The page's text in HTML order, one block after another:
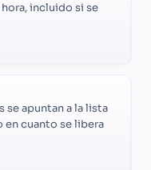
incluido si se
se apuntan a la lista
en cuanto se libera